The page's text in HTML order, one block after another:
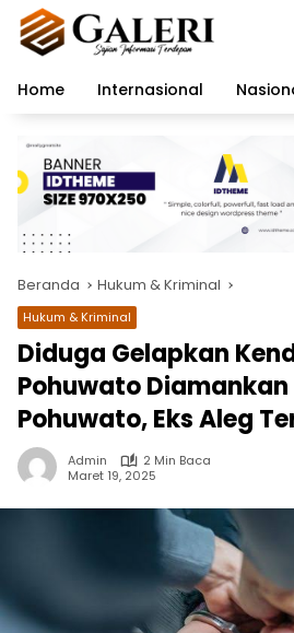
Langsung
konten
Home
Internasional
Beranda Hukum & Kriminal
Hukum & Kriminal
Diduga Gelapkan
Pohuwato Diamankan
Pohuwato, Eks Aleg
Admin
2 Min Baca
Maret 19, 2025